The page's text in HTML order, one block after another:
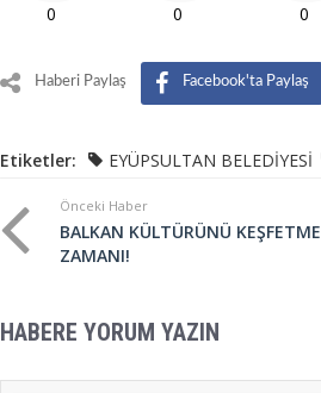
0 0 0
Haberi Paylaş Facebook'ta Paylaş
Etiketler: EYÜPSULTAN BELEDİYESİ
Önceki Haber
BALKAN KÜLTÜRÜNÜ KEŞFETME
ZAMANI!
HABERE YORUM YAZIN